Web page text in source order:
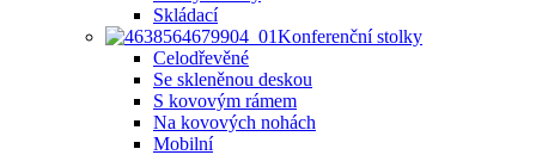
Skládací
Konferenční stolky
Celodřevěné
Se skleněnou deskou
S kovovým rámem
Na kovových nohách
Mobilní